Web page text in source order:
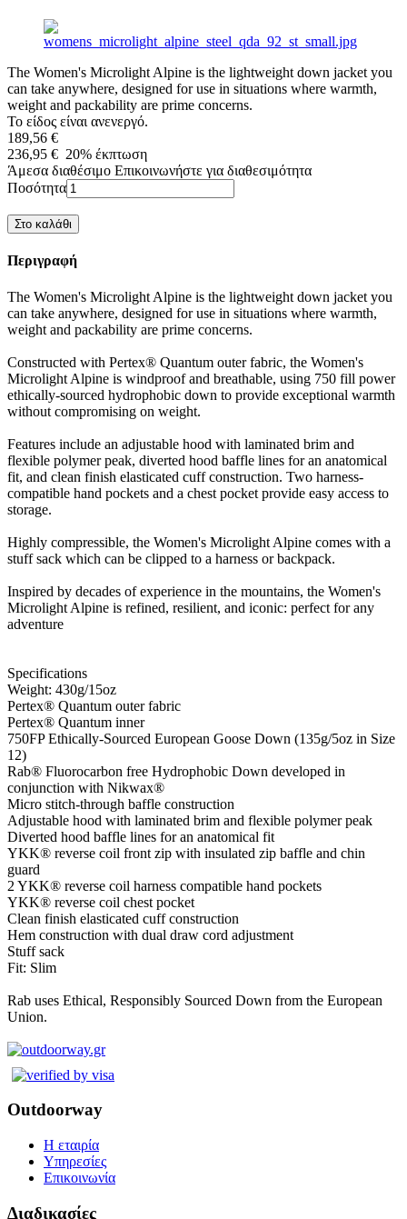
The Women's Microlight Alpine is the lightweight down jacket you
can take anywhere, designed for use in situations where warmth,
weight and packability are prime concerns.
Το είδος είναι ανενεργό.
189,56 €
236,95 € 20% έκπτωση
Άμεσα διαθέσιμο Επικοινωνήστε για διαθεσιμότητα
Ποσότητα
Περιγραφή
The Women's Microlight Alpine is the lightweight down jacket you
can take anywhere, designed for use in situations where warmth,
weight and packability are prime concerns.
Constructed with Pertex® Quantum outer fabric, the Women's
Microlight Alpine is windproof and breathable, using 750 fill power
ethically-sourced hydrophobic down to provide exceptional warmth
without compromising on weight.
Features include an adjustable hood with laminated brim and
flexible polymer peak, diverted hood baffle lines for an anatomical
fit, and clean finish elasticated cuff construction. Two harness-
compatible hand pockets and a chest pocket provide easy access to
storage.
Highly compressible, the Women's Microlight Alpine comes with a
stuff sack which can be clipped to a harness or backpack.
Inspired by decades of experience in the mountains, the Women's
Microlight Alpine is refined, resilient, and iconic: perfect for any
adventure
Specifications
Weight: 430g/15oz
Pertex® Quantum outer fabric
Pertex® Quantum inner
750FP Ethically-Sourced European Goose Down (135g/5oz in Size
12)
Rab® Fluorocarbon free Hydrophobic Down developed in
conjunction with Nikwax®
Micro stitch-through baffle construction
Adjustable hood with laminated brim and flexible polymer peak
Diverted hood baffle lines for an anatomical fit
YKK® reverse coil front zip with insulated zip baffle and chin
guard
2 YKK® reverse coil harness compatible hand pockets
YKK® reverse coil chest pocket
Clean finish elasticated cuff construction
Hem construction with dual draw cord adjustment
Stuff sack
Fit: Slim
Rab uses Ethical, Responsibly Sourced Down from the European
Union.
Outdoorway
Η εταιρία
Υπηρεσίες
Επικοινωνία
Διαδικασίες